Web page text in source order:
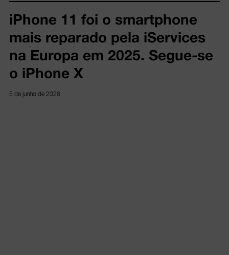
iPhone 11 foi o smartphone
mais reparado pela iServices
na Europa em 2025. Segue-se
o iPhone X
5 de junho de 2026